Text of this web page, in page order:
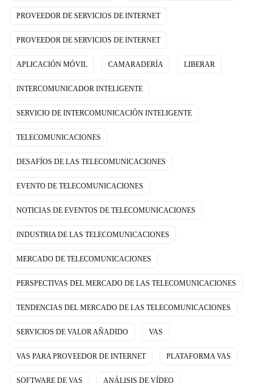
PROVEEDOR DE SERVICIOS DE INTERNET
PROVEEDOR DE SERVICIOS DE INTERNET
APLICACIÓN MÓVIL CAMARADERÍA LIBERAR
INTERCOMUNICADOR INTELIGENTE
SERVICIO DE INTERCOMUNICACIÓN INTELIGENTE
TELECOMUNICACIONES
DESAFÍOS DE LAS TELECOMUNICACIONES
EVENTO DE TELECOMUNICACIONES
NOTICIAS DE EVENTOS DE TELECOMUNICACIONES
INDUSTRIA DE LAS TELECOMUNICACIONES
MERCADO DE TELECOMUNICACIONES
PERSPECTIVAS DEL MERCADO DE LAS TELECOMUNICACIONES
TENDENCIAS DEL MERCADO DE LAS TELECOMUNICACIONES
SERVICIOS DE VALOR AÑADIDO VAS
VAS PARA PROVEEDOR DE INTERNET PLATAFORMA VAS
SOFTWARE DE VAS ANÁLISIS DE VÍDEO